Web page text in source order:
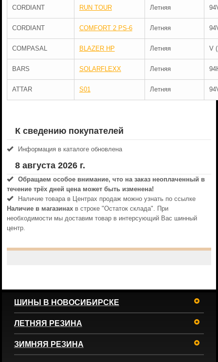
CORDIANT RUN TOUR Летняя
CORDIANT COMFORT 2 PS-6 Летняя
COMPASAL BLAZER HP Летняя V
BARS SOLARFLEXX Летняя
ATTAR S01 Летняя
К сведению покупателей
Информация в каталоге обновлена
8 августа 2026 г.
Обращаем особое внимание, что на заказ неоплаченный в
течениe трёх дней цена может быть изменена!
Наличие товара в Центрах продаж можно узнать по ссылке
Наличие в магазинахв строке "Остаток склада". При
необходимости мы доставим товар в интерсующий Вас шинный
центр.
ШИНЫ В НОВОСИБИРСКЕ
ЛЕТНЯЯ РЕЗИНА
ЗИМНЯЯ РЕЗИНА